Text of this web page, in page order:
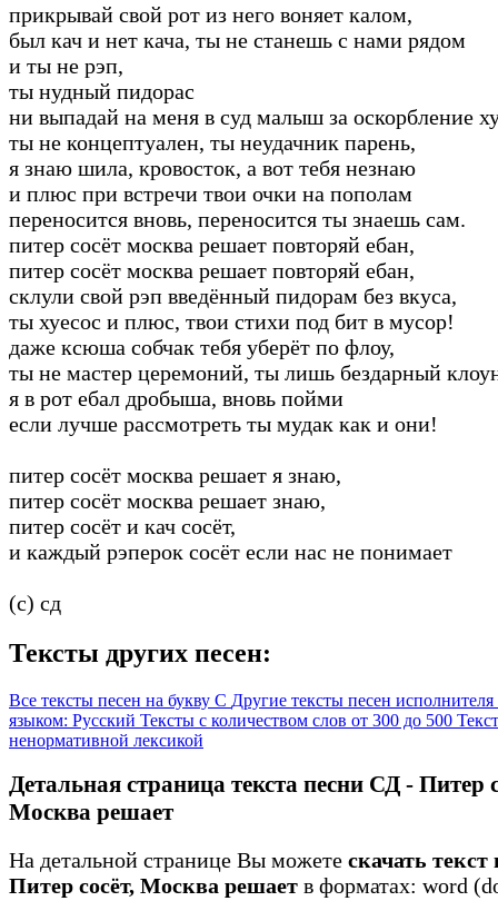
прикрывай свой рот из него воняет калом,
был кач и нет кача, ты не станешь с нами рядом
и ты не рэп,
ты нудный пидорас
ни выпадай на меня в суд малыш за оскорбление
ты не концептуален, ты неудачник парень,
я знаю шила, кровосток, а вот тебя незнаю
и плюс при встречи твои очки на пополам
переносится вновь, переносится ты знаешь сам.
питер сосёт москва решает повторяй ебан,
питер сосёт москва решает повторяй ебан,
склули свой рэп введённый пидорам без вкуса,
ты хуесос и плюс, твои стихи под бит в мусор!
даже ксюша собчак тебя уберёт по флоу,
ты не мастер церемоний, ты лишь бездарный
я в рот ебал дробыша, вновь пойми
если лучше рассмотреть ты мудак как и они!
питер сосёт москва решает я знаю,
питер сосёт москва решает знаю,
питер сосёт и кач сосёт,
и каждый рэперок сосёт если нас не понимает
(c) сд
Тексты других песен:
Все тексты песен на букву С Другие тексты песен
языком: Русский Тексты с количеством слов от 300 до 500
ненормативной лексикой
Детальная страница текста песни СД - Питер
Москва решает
На детальной странице Вы можете скачать
Питер сосёт, Москва решает в форматах: word